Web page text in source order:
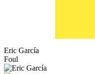
Eric García
Foul